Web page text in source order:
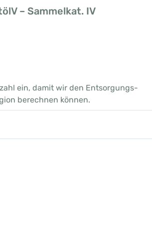
– Sammelkat. IV
ein, damit wir den Entsorgungs-
berechnen können.